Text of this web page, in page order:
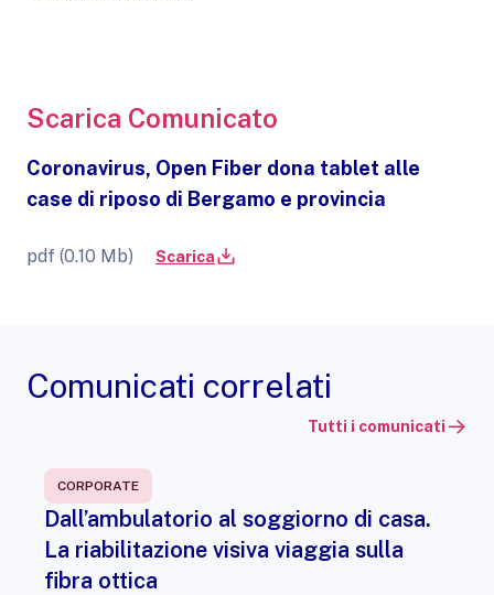
Scarica Comunicato
Coronavirus, Open Fiber dona tablet alle
case di riposo di Bergamo e provincia
pdf (0.10 Mb) Scarica
Comunicati correlati
Tutti i comunicati
CORPORATE
Dall’ambulatorio al soggiorno di casa.
La riabilitazione visiva viaggia sulla
fibra ottica